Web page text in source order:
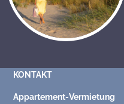
KONTAKT
Appartement-Vermietung